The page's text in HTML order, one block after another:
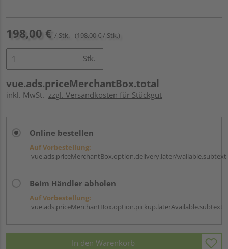
198,00 € / Stk. (198,00 € / Stk.)
Stk.
vue.ads.priceMerchantBox.total
inkl. MwSt. zzgl. Versandkosten für Stückgut
Online bestellen
Auf Vorbestellung:
vue.ads.priceMerchantBox.option.delivery.laterAvailable.subtext
Beim Händler abholen
Auf Vorbestellung:
vue.ads.priceMerchantBox.option.pickup.laterAvailable.subtext
In den Warenkorb